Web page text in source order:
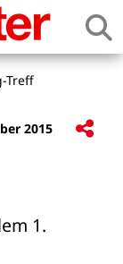
Treff
2015
1.